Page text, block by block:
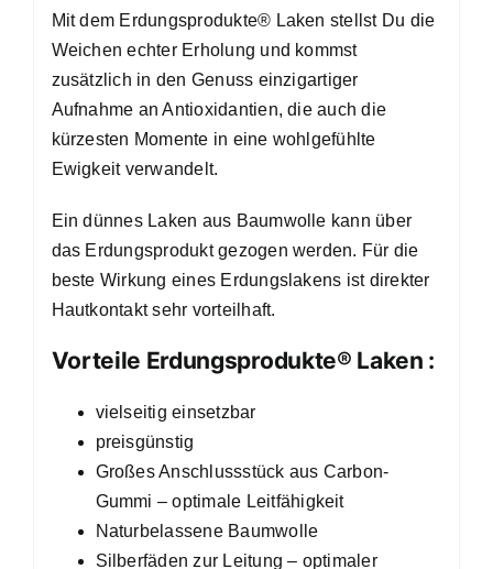
Mit dem Erdungsprodukte® Laken stellst Du die
Weichen echter Erholung und kommst
zusätzlich in den Genuss einzigartiger
Aufnahme an Antioxidantien, die auch die
kürzesten Momente in eine wohlgefühlte
Ewigkeit verwandelt.
Ein dünnes Laken aus Baumwolle kann über
das Erdungsprodukt gezogen werden. Für die
beste Wirkung eines Erdungslakens ist direkter
Hautkontakt sehr vorteilhaft.
Vorteile Erdungsprodukte® Laken :
vielseitig einsetzbar
preisgünstig
Großes Anschlussstück aus Carbon-
Gummi – optimale Leitfähigkeit
Naturbelassene Baumwolle
Silberfäden zur Leitung – optimaler